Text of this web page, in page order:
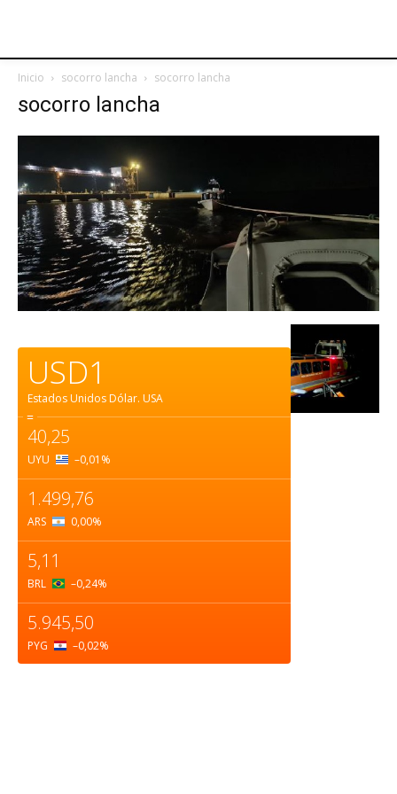
Inicio socorro lancha socorro lancha
socorro lancha
USD1
Estados Unidos Dólar. USA
=
40,25
UYU –0,01 %
1.499,76
ARS 0,00%
5,11
BRL –0,24%
5.945,50
PYG –0,02%